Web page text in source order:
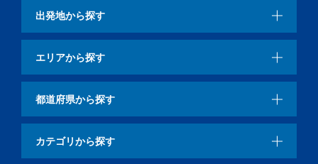
出発地から探す
エリアから探す
都道府県から探す
カテゴリから探す